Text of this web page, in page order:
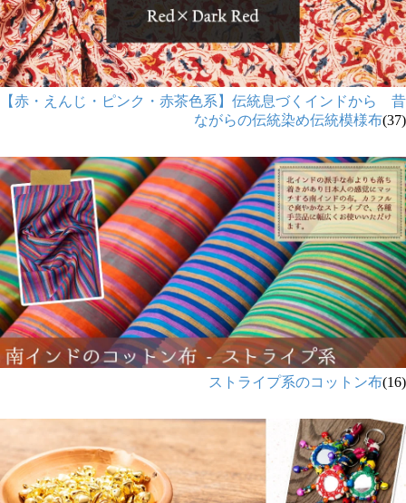
【赤・えんじ・ピンク・赤茶色系】伝統息づくインドから 昔
ながらの伝統染め伝統模様布(37)
ストライプ系のコットン布(16)